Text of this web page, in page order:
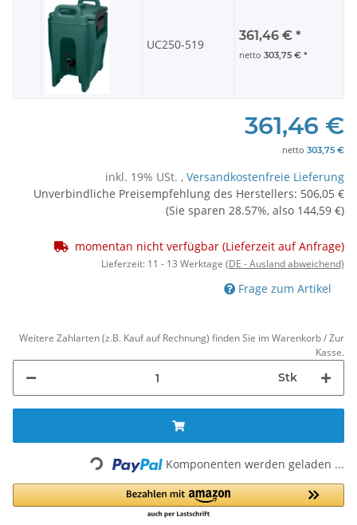
UC250-519
361,46 € *
netto 303,75 € *
361,46 €
netto 303,75 €
inkl. 19% USt. , Versandkostenfreie Lieferung
Unverbindliche Preisempfehlung des Herstellers: 506,05 €
(Sie sparen 28.57%, also 144,59 €)
momentan nicht verfügbar (Lieferzeit auf Anfrage)
Lieferzeit: 11 - 13 Werktage (DE - Ausland abweichend)
Frage zum Artikel
Weitere Zahlarten (z.B. Kauf auf Rechnung) finden Sie im Warenkorb / Zur
Kasse.
Stk
Loading... Komponenten werden geladen ...